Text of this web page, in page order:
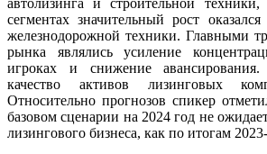
сегментах значительный рост
железнодорожной техники. Главными
рынка являлись усиление
игроках и снижение
качество активов лизинговых
Относительно прогнозов спикер
базовом сценарии на 2024 год не
лизингового бизнеса, как по итогам